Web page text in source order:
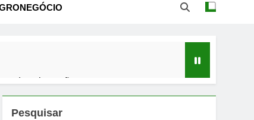
sob tensão
sobre infraestrutura carcerária
Pesquisar